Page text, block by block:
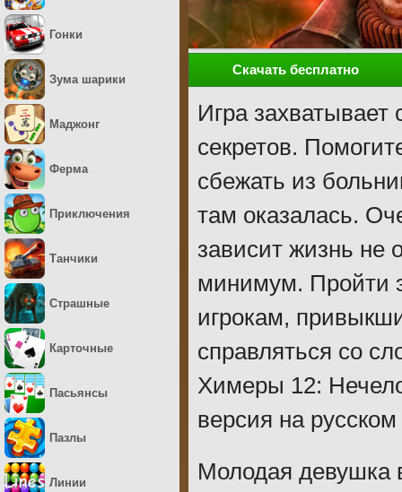
Скачать бесплатно
Игра
секретов.
сбежать из
там оказалась.
зависит жизнь не
минимум. Пройти
игрокам,
справляться со
Химеры 12:
версия на
Молодая девушка
Гонки
Зума шарики
Маджонг
Ферма
Приключения
Танчики
Страшные
Карточные
Пасьянсы
Пазлы
Линии